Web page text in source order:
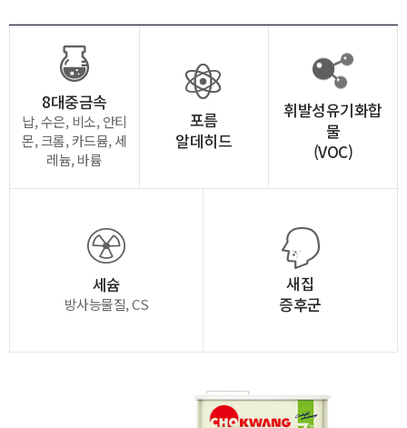
8대중금속
납, 수은, 비소, 안티
몬, 크롬, 카드뮴, 세
레늄, 바륨
포름
알데히드
휘발성유기화합
물
(VOC)
세슘
방사능물질, CS
새집
증후군